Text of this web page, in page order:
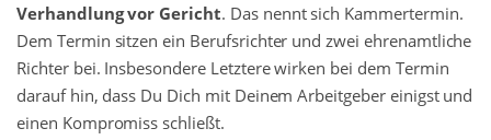
Verhandlung vor Gericht. Das nennt sich Kammertermin.
Dem Termin sitzen ein Berufsrichter und zwei ehrenamtliche
Richter bei. Insbesondere Letztere wirken bei dem Termin
darauf hin, dass Du Dich mit Deinem Arbeitgeber einigst und
einen Kompromiss schließt.